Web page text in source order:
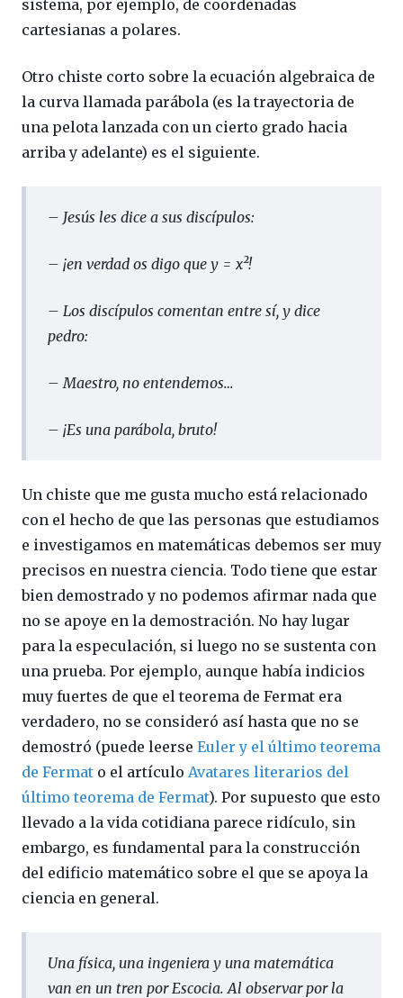
sistema, por ejemplo, de coordenadas
cartesianas a polares.
Otro chiste corto sobre la ecuación algebraica de
la curva llamada parábola (es la trayectoria de
una pelota lanzada con un cierto grado hacia
arriba y adelante) es el siguiente.
– Jesús les dice a sus discípulos:
– ¡en verdad os digo que y = x²!
– Los discípulos comentan entre sí, y dice
pedro:
– Maestro, no entendemos…
– ¡Es una parábola, bruto!
Un chiste que me gusta mucho está relacionado
con el hecho de que las personas que estudiamos
e investigamos en matemáticas debemos ser muy
precisos en nuestra ciencia. Todo tiene que estar
bien demostrado y no podemos afirmar nada que
no se apoye en la demostración. No hay lugar
para la especulación, si luego no se sustenta con
una prueba. Por ejemplo, aunque había indicios
muy fuertes de que el teorema de Fermat era
verdadero, no se consideró así hasta que no se
demostró (puede leerse Euler y el último teorema
de Fermat o el artículo Avatares literarios del
último teorema de Fermat). Por supuesto que esto
llevado a la vida cotidiana parece ridículo, sin
embargo, es fundamental para la construcción
del edificio matemático sobre el que se apoya la
ciencia en general.
Una física, una ingeniera y una matemática
van en un tren por Escocia. Al observar por la